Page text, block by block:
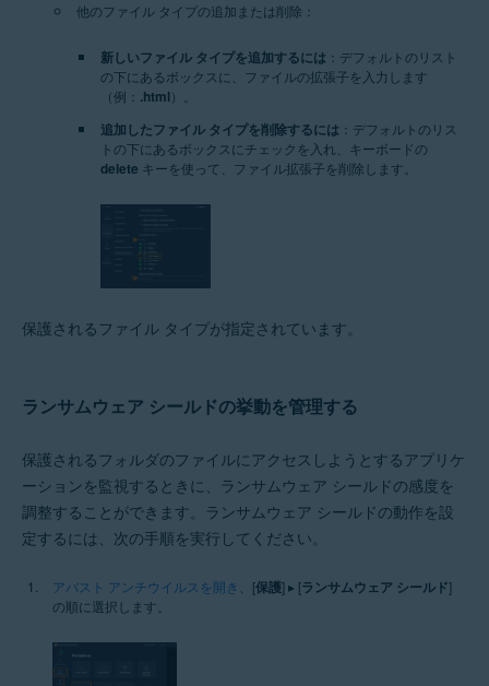
他のファイル タイプの追加または削除：
新しいファイル タイプを追加するには ：デフォルトのリスト
の下にあるボックスに、ファイルの拡張子を入力します
（例： .html）。
追加したファイル タイプを削除するには ：デフォルトのリス
トの下にあるボックスにチェックを入れ、キーボードの
delete キーを使って、ファイル拡張子を削除します。
保護されるファイル タイプが指定されています。
ランサムウェア シールドの挙動を管理する
保護されるフォルダのファイルにアクセスしようとするアプリケ
ーションを監視するときに、ランサムウェア シールドの感度を
調整することができます。ランサムウェア シールドの動作を設
定するには、次の手順を実行してください。
アバスト アンチウイルスを開き 、[保護] ▸ [ランサムウェア シールド]
の順に選択します。